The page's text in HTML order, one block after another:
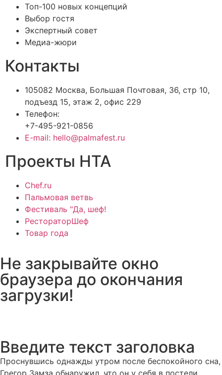
Топ-100 новых концепций
Выбор гостя
Экспертный совет
Медиа-жюри
Контакты
105082 Москва, Большая Почтовая, 36, стр 10,
подъезд 15, этаж 2, офис 229
Телефон:
+7-495-921-0856
E-mail: hello@palmafest.ru
Проекты НТА
Chef.ru
Пальмовая ветвь
Фестиваль "Да, шеф!
РестораторШеф
Товар года
Не закрывайте окно
браузера до окончания
загрузки!
Введите текст заголовка
Проснувшись однажды утром после беспокойного сна,
Грегор Замза обнаружил, что он у себя в постели